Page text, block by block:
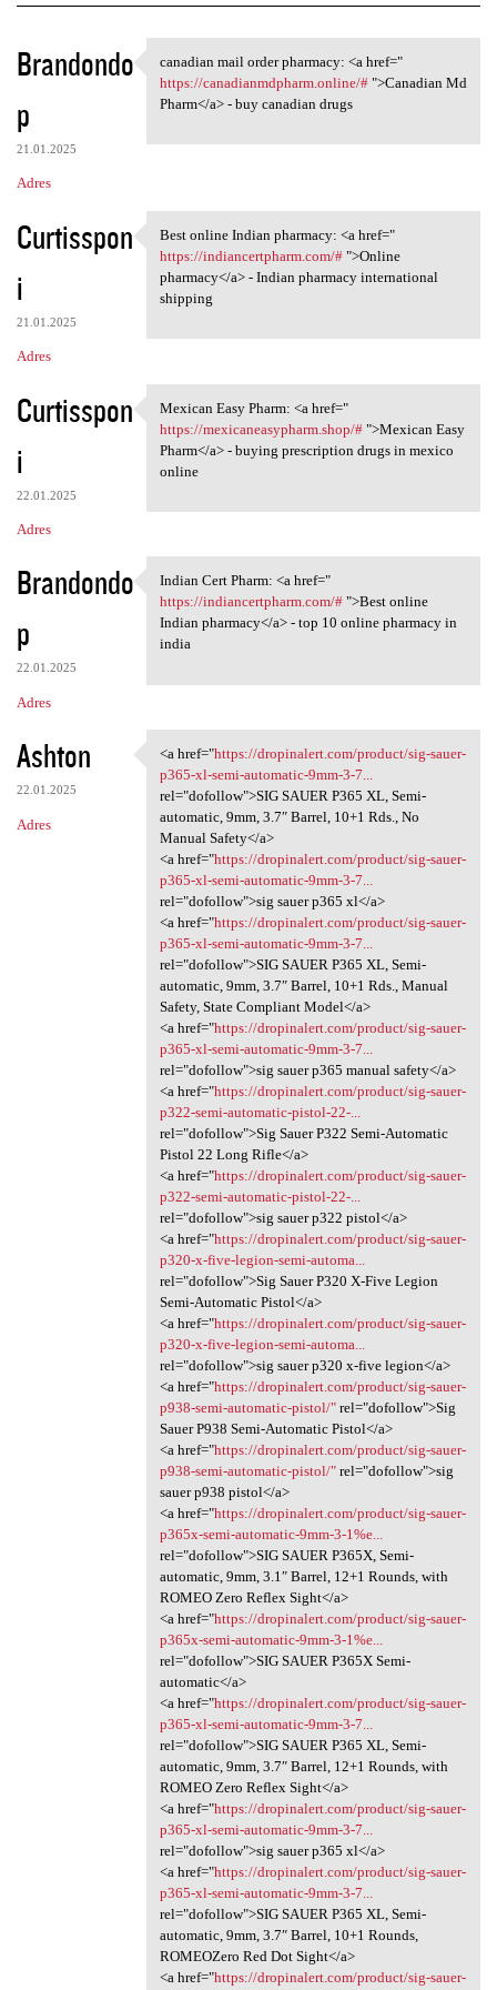
K
o
m
e
n
a
r
z
e
Brandondo
p
21.01.2025
Adres
canadian mail order pharmacy:
canadian mail order pharmacy: <a href="
https://canadianmdpharm.online/#">Canadian Md
Pharm</a> - buy canadian drugs
Curtisspon
i
21.01.2025
Adres
Best online Indian pharmacy:
Best online Indian pharmacy: <a href="
https://indiancertpharm.com/#">Online
pharmacy</a> - Indian pharmacy international
shipping
Curtisspon
i
22.01.2025
Adres
Mexican Easy Pharm: <a href="
Mexican Easy Pharm: <a href="
https://mexicaneasypharm.shop/#">Mexican Easy
Pharm</a> - buying prescription drugs in mexico
online
Brandondo
p
22.01.2025
Adres
Indian Cert Pharm: <a href="
Indian Cert Pharm: <a href="
https://indiancertpharm.com/#">Best online
Indian pharmacy</a> - top 10 online pharmacy in
india
Ashton
22.01.2025
Adres
<a href="https://dropinalert
<a href="https://dropinalert.com/product/sig-sauer-
p365-xl-semi-automatic-9mm-3-7...
rel="dofollow">SIG SAUER P365 XL, Semi-
automatic, 9mm, 3.7″ Barrel, 10+1 Rds., No
Manual Safety</a>
<a href="https://dropinalert.com/product/sig-sauer-
p365-xl-semi-automatic-9mm-3-7...
rel="dofollow">sig sauer p365 xl</a>
<a href="https://dropinalert.com/product/sig-sauer-
p365-xl-semi-automatic-9mm-3-7...
rel="dofollow">SIG SAUER P365 XL, Semi-
automatic, 9mm, 3.7″ Barrel, 10+1 Rds., Manual
Safety, State Compliant Model</a>
<a href="https://dropinalert.com/product/sig-sauer-
p365-xl-semi-automatic-9mm-3-7...
rel="dofollow">sig sauer p365 manual safety</a>
<a href="https://dropinalert.com/product/sig-sauer-
p322-semi-automatic-pistol-22-...
rel="dofollow">Sig Sauer P322 Semi-Automatic
Pistol 22 Long Rifle</a>
<a href="https://dropinalert.com/product/sig-sauer-
p322-semi-automatic-pistol-22-...
rel="dofollow">sig sauer p322 pistol</a>
<a href="https://dropinalert.com/product/sig-sauer-
p320-x-five-legion-semi-automa...
rel="dofollow">Sig Sauer P320 X-Five Legion
Semi-Automatic Pistol</a>
<a href="https://dropinalert.com/product/sig-sauer-
p320-x-five-legion-semi-automa...
rel="dofollow">sig sauer p320 x-five legion</a>
<a href="https://dropinalert.com/product/sig-sauer-
p938-semi-automatic-pistol/"rel="dofollow">Sig
Sauer P938 Semi-Automatic Pistol</a>
<a href="https://dropinalert.com/product/sig-sauer-
p938-semi-automatic-pistol/"rel="dofollow">sig
sauer p938 pistol</a>
<a href="https://dropinalert.com/product/sig-sauer-
p365x-semi-automatic-9mm-3-1%e...
rel="dofollow">SIG SAUER P365X, Semi-
automatic, 9mm, 3.1″ Barrel, 12+1 Rounds, with
ROMEO Zero Reflex Sight</a>
<a href="https://dropinalert.com/product/sig-sauer-
p365x-semi-automatic-9mm-3-1%e...
rel="dofollow">SIG SAUER P365X Semi-
automatic</a>
<a href="https://dropinalert.com/product/sig-sauer-
p365-xl-semi-automatic-9mm-3-7...
rel="dofollow">SIG SAUER P365 XL, Semi-
automatic, 9mm, 3.7″ Barrel, 12+1 Rounds, with
ROMEO Zero Reflex Sight</a>
<a href="https://dropinalert.com/product/sig-sauer-
p365-xl-semi-automatic-9mm-3-7...
rel="dofollow">sig sauer p365 xl</a>
<a href="https://dropinalert.com/product/sig-sauer-
p365-xl-semi-automatic-9mm-3-7...
rel="dofollow">SIG SAUER P365 XL, Semi-
automatic, 9mm, 3.7″ Barrel, 10+1 Rounds,
ROMEOZero Red Dot Sight</a>
<a href="https://dropinalert.com/product/sig-sauer-